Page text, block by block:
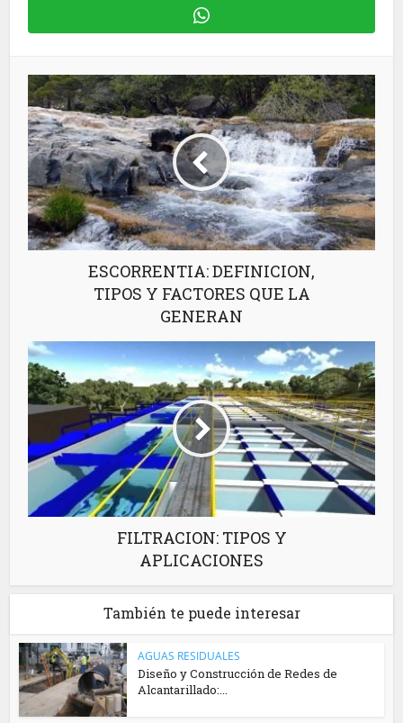
ESCORRENTIA: DEFINICION,
TIPOS Y FACTORES QUE LA
GENERAN
FILTRACION: TIPOS Y
APLICACIONES
También te puede interesar
AGUAS RESIDUALES
Diseño y Construcción de Redes de
Alcantarillado:...